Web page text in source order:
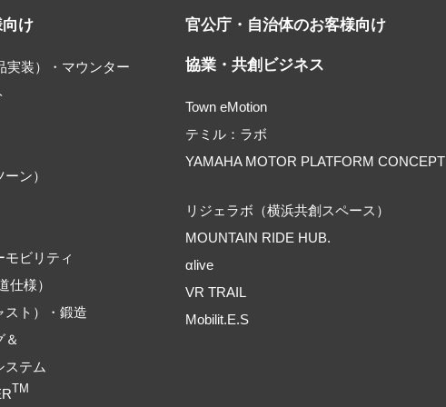
け
実装）・マウンター
ン）
モビリティ
仕様）
スト）・鍛造
＆
ステム
TM
官公庁・自治体のお客様向け
協業・共創ビジネス
Town eMotion
テミル：ラボ
YAMAHA MOTOR PLATFORM CONCEPT
リジェラボ（横浜共創スペース）
MOUNTAIN RIDE HUB.
αlive
VR TRAIL
Mobilit.E.S